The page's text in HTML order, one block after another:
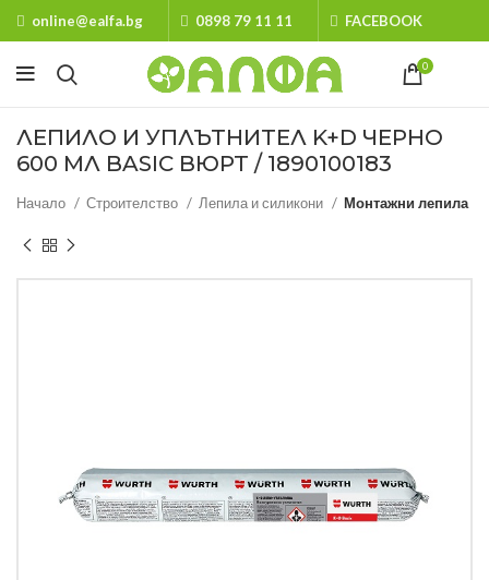
online@ealfa.bg 0898 79 11 11 FACEBOOK
0
ЛЕПИЛО И УПЛЪТНИТЕЛ K+D ЧЕРНО
600 МЛ BASIC ВЮРТ / 1890100183
Начало Строителство Лепила и силикони Монтажни лепила